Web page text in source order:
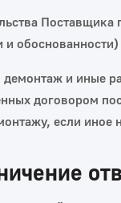
Поставщика
и
и иные
договором
если иное